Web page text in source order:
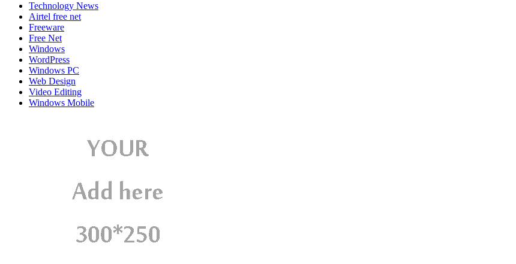
Technology News
Airtel free net
Freeware
Free Net
Windows
WordPress
Windows PC
Web Design
Video Editing
Windows Mobile